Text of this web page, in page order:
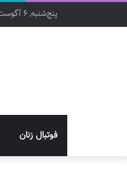
پنج‌شنبه, 6 آگوست 2026
فوتبال زنان